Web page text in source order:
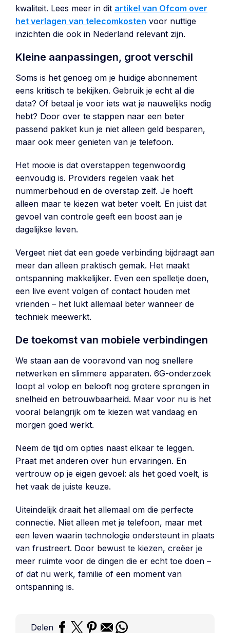
kwaliteit. Lees meer in dit artikel van Ofcom over
het verlagen van telecomkosten voor nuttige
inzichten die ook in Nederland relevant zijn.
Kleine aanpassingen, groot verschil
Soms is het genoeg om je huidige abonnement
eens kritisch te bekijken. Gebruik je echt al die
data? Of betaal je voor iets wat je nauwelijks nodig
hebt? Door over te stappen naar een beter
passend pakket kun je niet alleen geld besparen,
maar ook meer genieten van je telefoon.
Het mooie is dat overstappen tegenwoordig
eenvoudig is. Providers regelen vaak het
nummerbehoud en de overstap zelf. Je hoeft
alleen maar te kiezen wat beter voelt. En juist dat
gevoel van controle geeft een boost aan je
dagelijkse leven.
Vergeet niet dat een goede verbinding bijdraagt aan
meer dan alleen praktisch gemak. Het maakt
ontspanning makkelijker. Even een spelletje doen,
een live event volgen of contact houden met
vrienden – het lukt allemaal beter wanneer de
techniek meewerkt.
De toekomst van mobiele verbindingen
We staan aan de vooravond van nog snellere
netwerken en slimmere apparaten. 6G-onderzoek
loopt al volop en belooft nog grotere sprongen in
snelheid en betrouwbaarheid. Maar voor nu is het
vooral belangrijk om te kiezen wat vandaag en
morgen goed werkt.
Neem de tijd om opties naast elkaar te leggen.
Praat met anderen over hun ervaringen. En
vertrouw op je eigen gevoel: als het goed voelt, is
het vaak de juiste keuze.
Uiteindelijk draait het allemaal om die perfecte
connectie. Niet alleen met je telefoon, maar met
een leven waarin technologie ondersteunt in plaats
van frustreert. Door bewust te kiezen, creëer je
meer ruimte voor de dingen die er echt toe doen –
of dat nu werk, familie of een moment van
ontspanning is.
Delen